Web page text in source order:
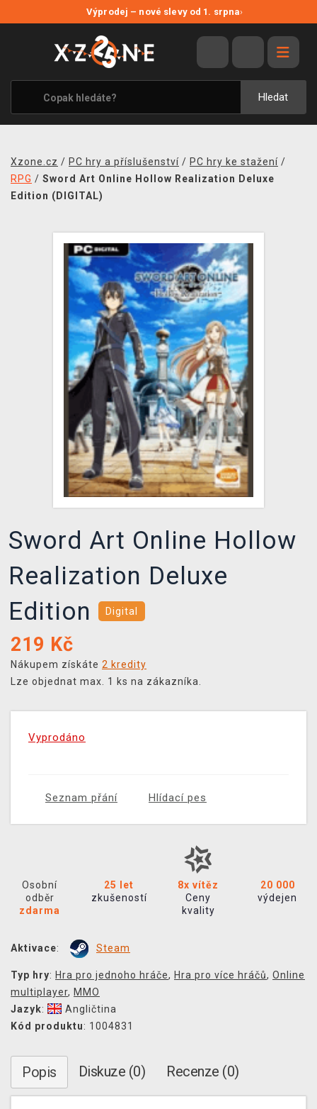
Výprodej – nové slevy od 1. srpna›
Hledat
VÝPRODEJ
VIDEOHRY
XZONE ORIGINALS
TÉMATIKY
MERCHANDISE
KONTAKT
PRODEJNY
DOPRAVA
XZONE KLUB
TCG & BOARDGAME HUB
VÝKUP HER (BAZAR)
Xzone.cz / PC hry a příslušenství / PC hry ke stažení /
RPG / Sword Art Online Hollow Realization Deluxe
Edition (DIGITAL)
Sword Art Online Hollow
Realization Deluxe
Edition
Digital
219 Kč
Nákupem získáte 2 kredity
Lze objednat max. 1 ks na zákazníka.
Vyprodáno
Seznam přání Hlídací pes
Osobní
odběr
zdarma
25 let
zkušeností
8x vítěz
Ceny
kvality
20 000
výdejen
Aktivace: Steam
Typ hry: Hra pro jednoho hráče, Hra pro více hráčů, Online
multiplayer, MMO
Jazyk:
Angličtina
Kód produktu: 1004831
Popis Diskuze (0) Recenze (0)